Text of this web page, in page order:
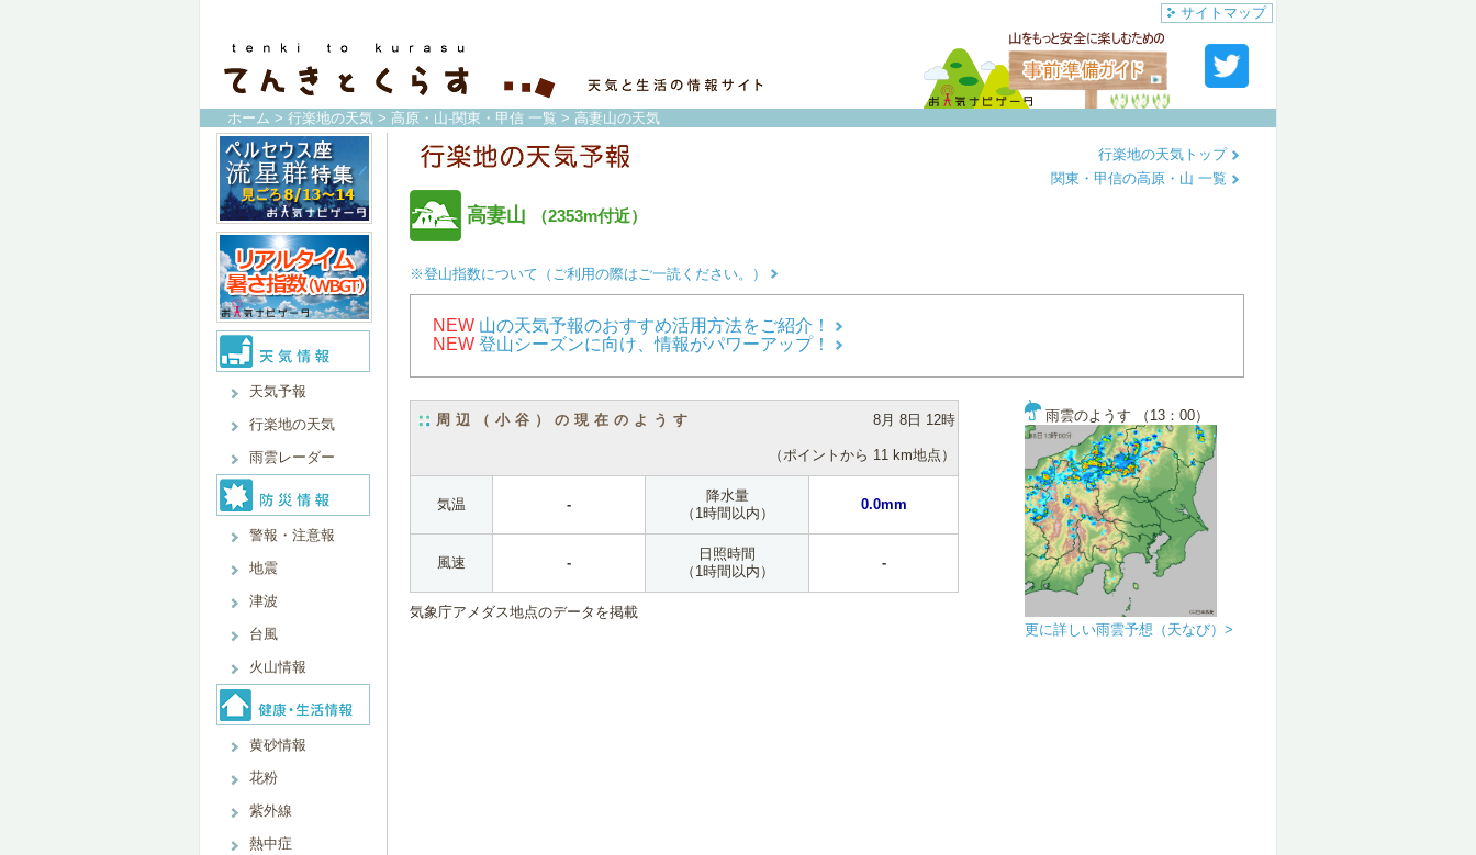
サイトマップ
ホーム > 行楽地の天気 > 高原・山-関東・甲信 一覧 > 高妻山の天気
天気予報
行楽地の天気
雨雲レーダー
警報・注意報
地震
津波
台風
火山情報
黄砂情報
花粉
紫外線
熱中症
高妻山 （2353m付近）
行楽地の天気トップ
関東・甲信の高原・山 一覧
※登山指数について（ご利用の際はご一読ください。）
NEW 山の天気予報のおすすめ活用方法をご紹介！
NEW 登山シーズンに向け、情報がパワーアップ！
周辺（小谷）の現在のようす 8月 8日 12時
（ポイントから 11 km地点）
気温 -
降水量
（1時間以内）
0.0mm
風速 -
日照時間
（1時間以内）
-
気象庁アメダス地点のデータを掲載
雨雲のようす （13：00）
更に詳しい雨雲予想（天なび）>